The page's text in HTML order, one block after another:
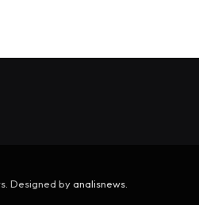
Designed by analisnews.